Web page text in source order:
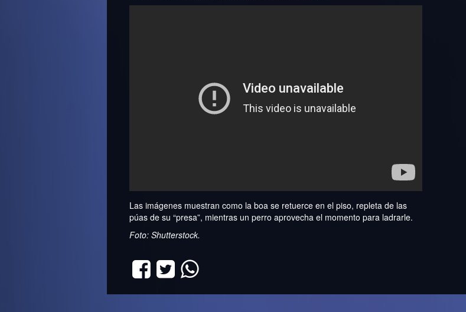
Las imágenes muestran como la boa se retuerce en el piso, repleta de las
púas de su “presa”, mientras un perro aprovecha el momento para ladrarle.
Foto: Shutterstock.